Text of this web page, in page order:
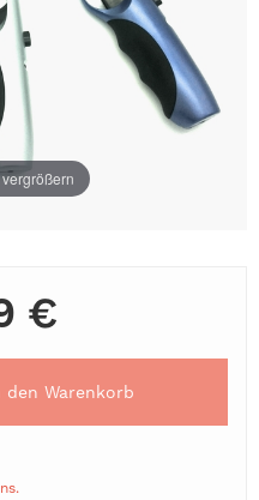
€
den Warenkorb